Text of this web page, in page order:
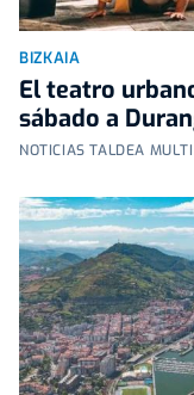
BIZKAIA
El teatro
sábado a
NOTICIAS TALDEA